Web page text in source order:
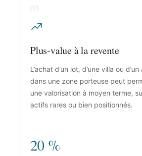
03
Plus-value à la revente
L’achat d’un lot, d’une villa ou
dans une zone porteuse peut
une valorisation à moyen terme,
actifs rares ou bien positionnés.
20 %